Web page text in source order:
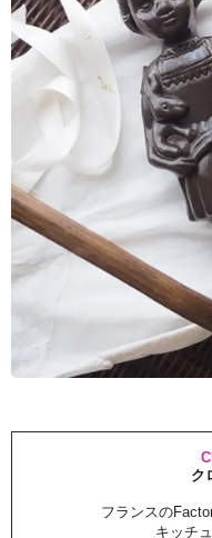
ク
フランスの
キッチ